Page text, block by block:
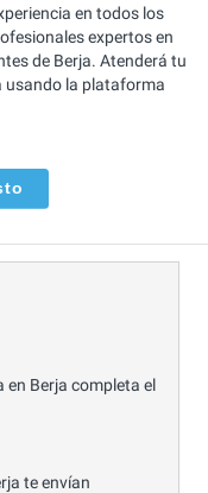
en todos los
expertos en
de Berja. Atenderá tu
usando la plataforma
Berja completa el
te envían